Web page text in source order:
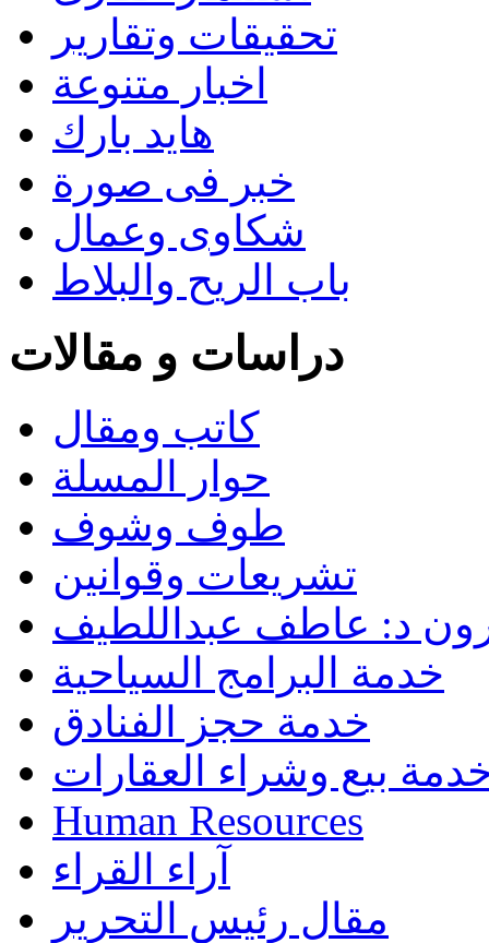
تحقيقات وتقارير
اخبار متنوعة
هايد بارك
خبر فى صورة
شكاوى وعمال
باب الريح والبلاط
دراسات و مقالات
كاتب ومقال
حوار المسلة
طوف وشوف
تشريعات وقوانين
د: عاطف عبداللطيف
خدمة البرامج السياحية
خدمة حجز الفنادق
بيع وشراء العقارات
Human Resources
آراء القراء
مقال رئيس التحرير